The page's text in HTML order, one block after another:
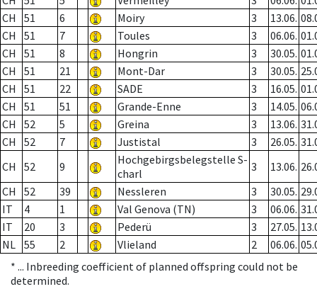
CH
51 6 Moiry 3 13.06.
CH
51 7 Toules 3 06.06.
CH
51 8 Hongrin 3 30.05.
CH
51 21 Mont-Dar 3 30.05.
CH
51 22 SADE 3 16.05.
CH
51 51 Grande-Enne 3 14.05.
CH
52 5 Greina 3 13.06.
CH
52 7 Justistal 3 26.05.
CH
52 9
Hochgebirgsbelegstelle S-
charl
3 13.06.
CH
52 39 Nessleren 3 30.05.
IT
4 1 Val Genova (TN) 3 06.06.
IT
20 3 Pederü 3 27.05.
NL 55 2 Vlieland 2 06.06.
* ... Inbreeding coefficient of planned offspring could not be
determined.